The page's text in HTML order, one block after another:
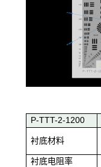
P-TTT-2-1200
衬底材料
衬底电阻率